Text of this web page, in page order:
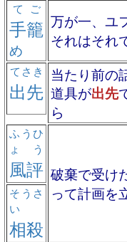
手籠
てご
め
万が一、ユ
それはそれ
出先
てさき
当たり前の
道具が出先
ら
風評
ふうひ
ょう
破棄で受け
って計画を
相殺
そうさ
い